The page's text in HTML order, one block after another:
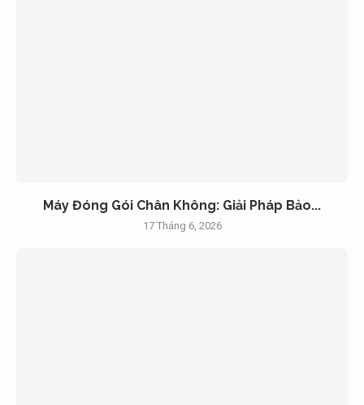
Máy Đóng Gói Chân Không: Giải Pháp Bảo...
17 Tháng 6, 2026